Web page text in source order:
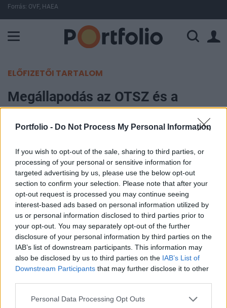
Portfolio - Do Not Process My Personal Information
If you wish to opt-out of the sale, sharing to third parties, or
processing of your personal or sensitive information for
targeted advertising by us, please use the below opt-out
section to confirm your selection. Please note that after your
opt-out request is processed you may continue seeing
interest-based ads based on personal information utilized by
us or personal information disclosed to third parties prior to
your opt-out. You may separately opt-out of the further
disclosure of your personal information by third parties on the
IAB’s list of downstream participants. This information may
also be disclosed by us to third parties on the IAB’s List of
Downstream Participants that may further disclose it to other
Personal Data Processing Opt Outs
Forrás: OVF, HAEA
ELŐFIZETŐI TARTALOM
Megállapodás az OTSZ és a
Bankszövetség között
2007. április 26. 10:36
Dr. Kiss Endre, az Országos Takarékszövetkezeti
Szövetség elnöke és Gyuris Dániel, a Magyar
Bankszövetség alelnöke megállapodást írt alá a
két szervezet jövőbeni együttműködéséről. A
szakmai konzultáció elősegítését célzó
együttműködés akár eseti közös fellépésig
terjedhet.
Bankszövetség együttműködésének középpontjában a